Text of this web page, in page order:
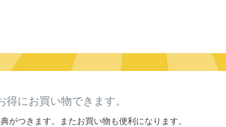
にお買い物できます。
がつきます。またお買い物も便利になります。